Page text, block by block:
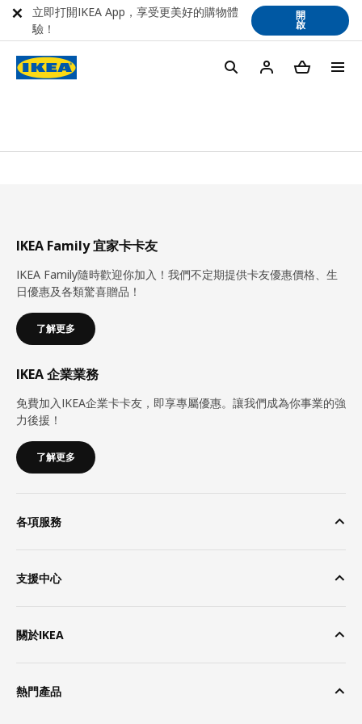
IKEA Family 宜家卡卡友
IKEA Family隨時歡迎你加入！我們不定期提供卡友優惠價格、生
日優惠及各類驚喜贈品！
了解更多
IKEA 企業業務
免費加入IKEA企業卡卡友，即享專屬優惠。讓我們成為你事業的強
力後援！
了解更多
各項服務
支援中心
關於IKEA
熱門產品
立即打開IKEA App，享受更美好的購物體
驗！
開
啟